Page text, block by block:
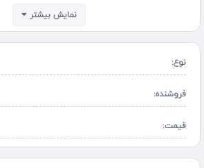
فروش بصورت تک و عمده ارسال به سراسر نقاط ایران
ارسال به بازار تهران همه روزه و در اسرع وقت
شود.
گرفته شود.
نمایش بیشتر
نوع:
فروشنده:
قیمت: